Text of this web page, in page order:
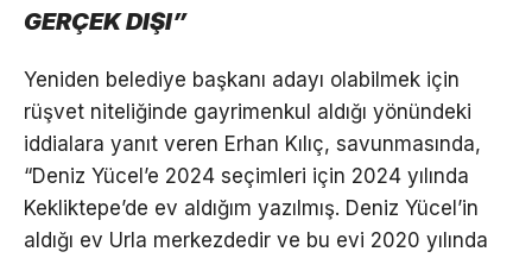
GERÇEK DIŞI”
Yeniden belediye başkanı adayı olabilmek için
rüşvet niteliğinde gayrimenkul aldığı yönündeki
iddialara yanıt veren Erhan Kılıç, savunmasında,
“Deniz Yücel’e 2024 seçimleri için 2024 yılında
Kekliktepe’de ev aldığım yazılmış. Deniz Yücel’in
aldığı ev Urla merkezdedir ve bu evi 2020 yılında